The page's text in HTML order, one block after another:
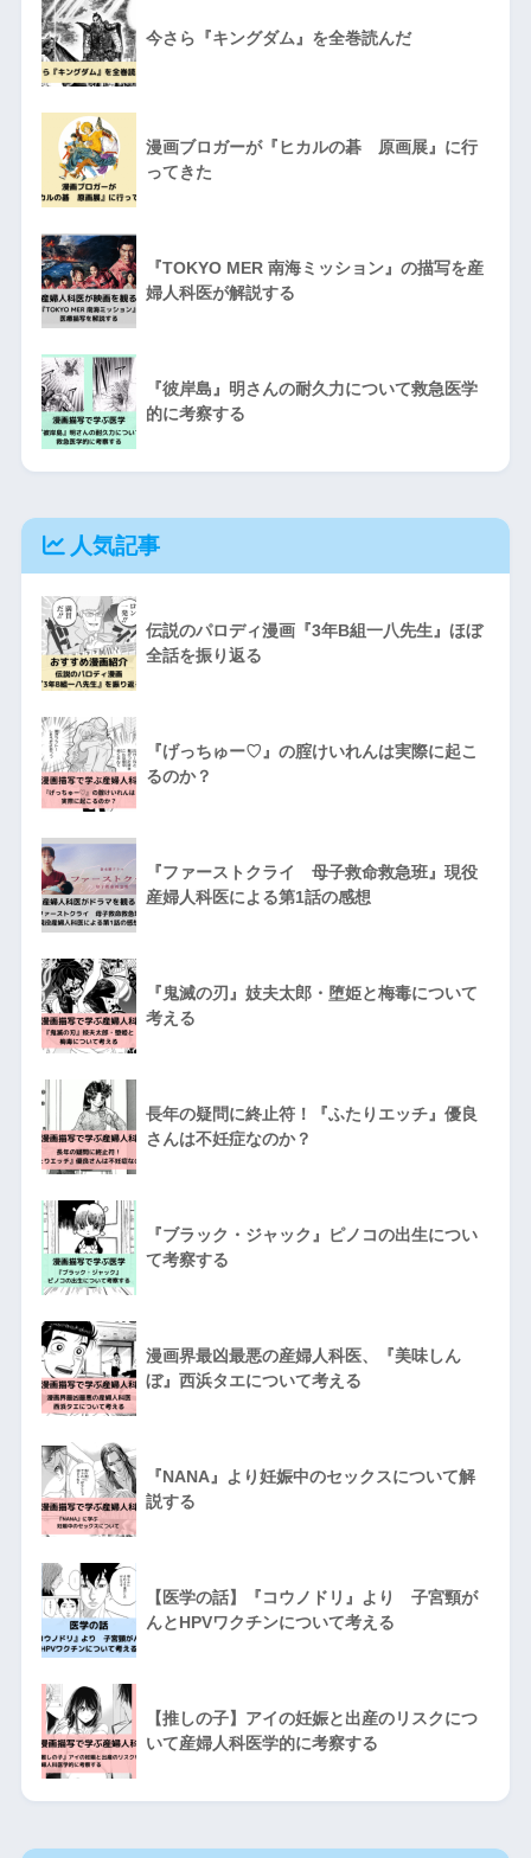
今さら『キングダム』を全巻読んだ
漫画ブロガーが『ヒカルの碁 原画展』に行
ってきた
『TOKYO MER 南海ミッション』の描写を産
婦人科医が解説する
『彼岸島』明さんの耐久力について救急医学
的に考察する
人気記事
伝説のパロディ漫画『3年B組一八先生』ほぼ
全話を振り返る
『げっちゅー♡』の腟けいれんは実際に起こ
るのか？
『ファーストクライ 母子救命救急班』現役
産婦人科医による第1話の感想
『鬼滅の刃』妓夫太郎・堕姫と梅毒について
考える
長年の疑問に終止符！『ふたりエッチ』優良
さんは不妊症なのか？
『ブラック・ジャック』ピノコの出生につい
て考察する
漫画界最凶最悪の産婦人科医、『美味しん
ぼ』西浜タエについて考える
『NANA』より妊娠中のセックスについて解
説する
【医学の話】『コウノドリ』より 子宮頸が
んとHPVワクチンについて考える
【推しの子】アイの妊娠と出産のリスクにつ
いて産婦人科医学的に考察する